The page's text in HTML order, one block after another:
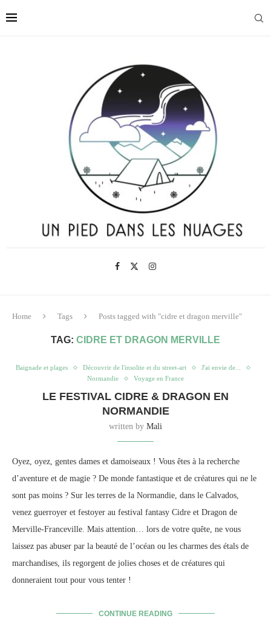
Home Tags Posts tagged with "cidre et dragon merville"
TAG: CIDRE ET DRAGON MERVILLE
Baignade et plages Découvrir de l'insolite et du street-art
J'ai envie de...
Normandie
Voyage en France
LE FESTIVAL CIDRE & DRAGON EN
NORMANDIE
written by Mali
Oyez, oyez, gentes dames et damoiseaux ! Vous êtes à la recherche
d’aventure et de magie ? De monde fantastique et de créatures qui ne le
sont pas moins ? Sur les terres de la Normandie, dans le Calvados,
venez guerroyer et festoyer au festival fantasy Cidre et Dragon de
Merville-Franceville. Mais attention… lors de votre quête, ne vous
laissez pas abuser par la beauté de l’océan ou les charmes des étals de
marchandises, ils regorgent de jolies choses et de créatures qui
donneraient tout pour vous tenter !
CONTINUE READING